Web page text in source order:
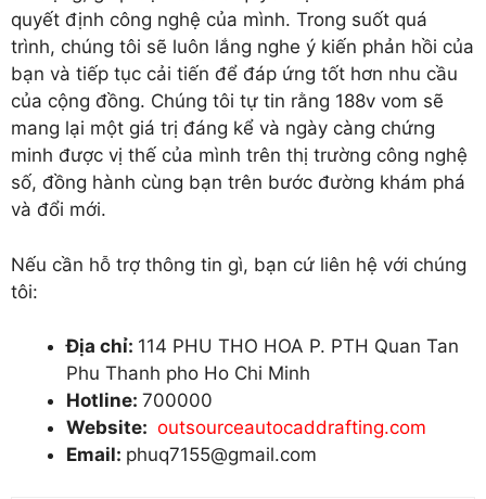
quyết định công nghệ của mình. Trong suốt quá
trình, chúng tôi sẽ luôn lắng nghe ý kiến phản hồi của
bạn và tiếp tục cải tiến để đáp ứng tốt hơn nhu cầu
của cộng đồng. Chúng tôi tự tin rằng 188v vom sẽ
mang lại một giá trị đáng kể và ngày càng chứng
minh được vị thế của mình trên thị trường công nghệ
số, đồng hành cùng bạn trên bước đường khám phá
và đổi mới.
Nếu cần hỗ trợ thông tin gì, bạn cứ liên hệ với chúng
tôi:
Địa chỉ: 114 PHU THO HOA P. PTH Quan Tan
Phu Thanh pho Ho Chi Minh
Hotline: 700000
Website: outsourceautocaddrafting.com
Email: phuq7155@gmail.com